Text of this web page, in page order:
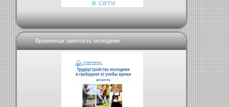
Временная занятость молодёжи